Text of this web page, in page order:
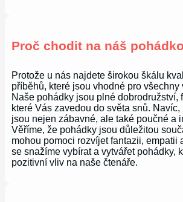
Proč chodit na náš
Protože u nás najdete širokou škálu
příběhů, které jsou vhodné pro všechny
Naše pohádky jsou plné dobrodružství,
které Vás zavedou do světa snů.
jsou nejen zábavné, ale také poučné a
Věříme, že pohádky jsou důležitou
mohou pomoci rozvíjet fantazii, empatii
se snažíme vybírat a vytvářet pohádky,
pozitivní vliv na naše čtenáře.